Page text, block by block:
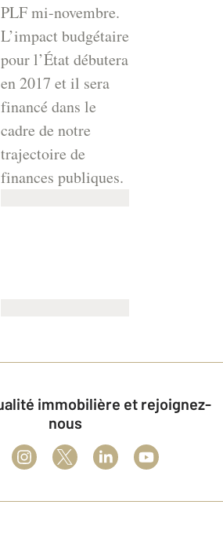
PLF mi-novembre.
L’impact budgétaire
pour l’État débutera
en 2017 et il sera
financé dans le
cadre de notre
trajectoire de
finances publiques.
nous